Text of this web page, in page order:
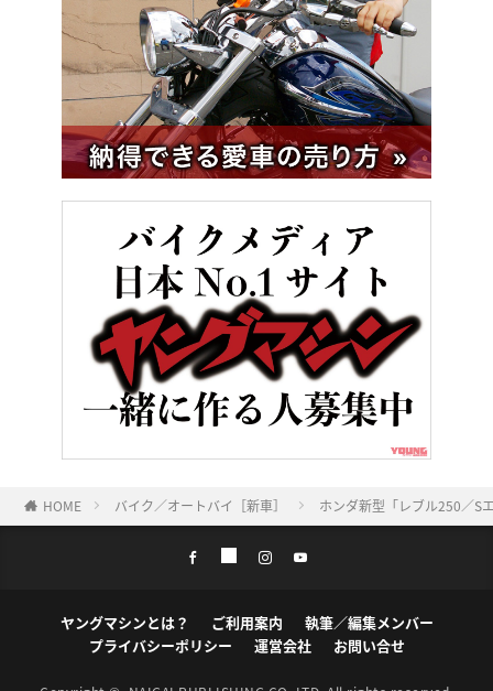
HOME バイク／オートバイ［新車］ ホンダ新型「レブル250／S
ヤングマシンとは？ ご利用案内
執筆／編集メンバー
プライバシーポリシー
運営会社 お問い合せ